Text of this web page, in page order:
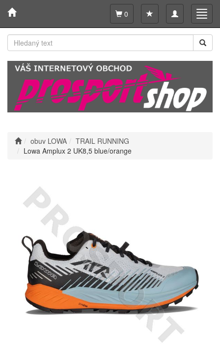
Toggle
navigation
0
obuv LOWA
TRAIL RUNNING
Lowa Amplux 2 UK8,5 blue/orange